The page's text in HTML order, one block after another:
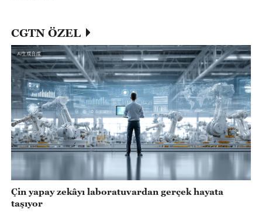
CGTN ÖZEL
Çin yapay zekâyı laboratuvardan gerçek hayata
taşıyor